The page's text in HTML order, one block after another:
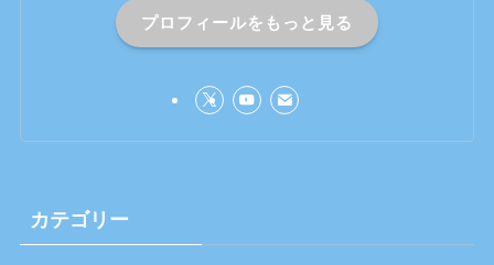
プロフィールをもっと見る
カテゴリー